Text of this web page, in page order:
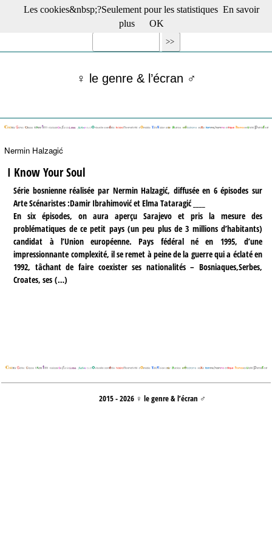
☰ Menu
Films récents
Films -TV/plates-formes
Archives
S’abonner à la Lettre !
♀ le genre & l’écran ♂
Nermin Halzagić
I Know Your Soul
Série bosnienne réalisée par Nermin Halzagić, diffusée en 6 épisodes sur
Arte Scénaristes :Damir Ibrahimović et Elma Tataragić ____
En six épisodes, on aura aperçu Sarajevo et pris la mesure des
problématiques de ce petit pays (un peu plus de 3 millions d’habitants)
candidat à l’Union européenne. Pays fédéral né en 1995, d’une
impressionnante complexité, il se remet à peine de la guerre qui a éclaté en
1992, tâchant de faire coexister ses nationalités – Bosniaques,Serbes,
Croates, ses (…)
2015 - 2026 ♀ le genre & l’écran ♂
Les cookies&nbsp;?Seulement pour les statistiques En savoir
plus
OK